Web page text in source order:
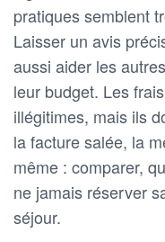
pratiques semblent
Laisser un avis
aussi aider les
leur budget. Les
illégitimes, mais ils
la facture salée, la
même : comparer,
ne jamais réserver
séjour.